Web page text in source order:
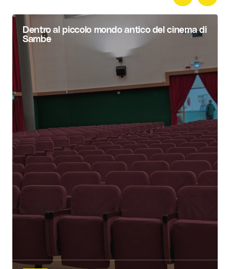
Invia commento
Dentro al piccolo mondo antico del cinema di
Sambe